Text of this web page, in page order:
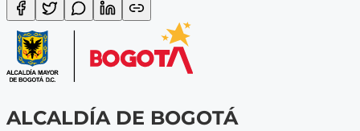
ALCALDÍA DE BOGOTÁ